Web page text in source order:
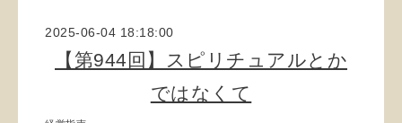
2025-06-04 18:18:00
【第944回】スピリチュアルとか
ではなくて